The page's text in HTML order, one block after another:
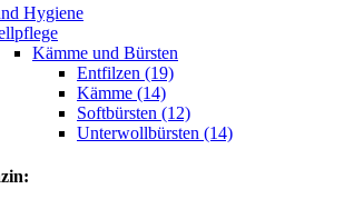
Hygiene
Kämme und Bürsten
Entfilzen (19)
Kämme (14)
Softbürsten (12)
Unterwollbürsten (14)